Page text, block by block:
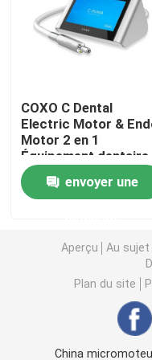
Micromotrice
Lumière LED dentaire
Injecteur d'
Machine d'implant
Machine de
COXO C Dental
Electric Motor &
Motor 2 en 1
Équipement dentaire
de réparation
minimalement invasif
avec 1:5 et 6:1 Contr
envoyer une
Aperçu Au sujet
Plan du site
China